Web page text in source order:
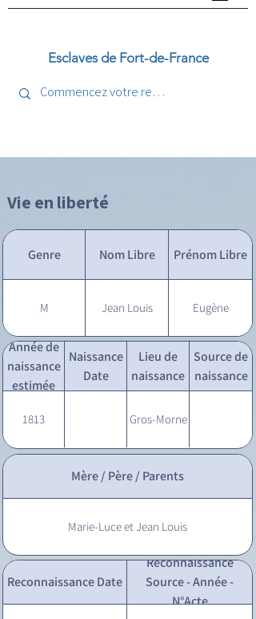
Esclaves de Fort-de-France
Vie en liberté
Genre Nom Libre Prénom Libre
M Jean Louis Eugène
Année de
naissance
estimée
Naissance
Date
Lieu de
naissance
Source de
naissance
1813 Gros-Morne
Mère / Père / Parents
Marie-Luce et Jean Louis
Reconnaissance Date
Reconnaissance
Source - Année -
N°Acte